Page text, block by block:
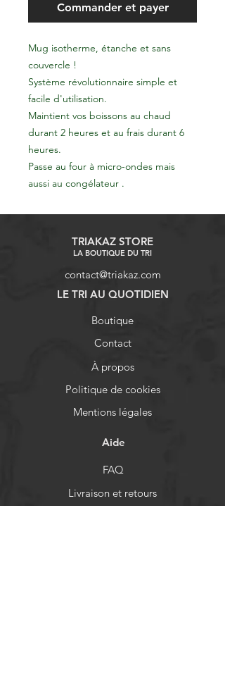
Commander et payer
Mug isotherme, étanche et sans
couvercle !
Système révolutionnaire simple et
facile d'utilisation.
Maintient vos boissons au chaud
durant 2 heures et au frais durant 6
heures.
Passe au four à micro-ondes mais
aussi au congélateur .
TRIAKAZ STORE
LA BOUTIQUE DU TRI
contact@triakaz.com
LE TRI AU QUOTIDIEN
Boutique
Contact
À propos
Politique de cookies
Mentions légales
Aide
FAQ
Livraison et retours